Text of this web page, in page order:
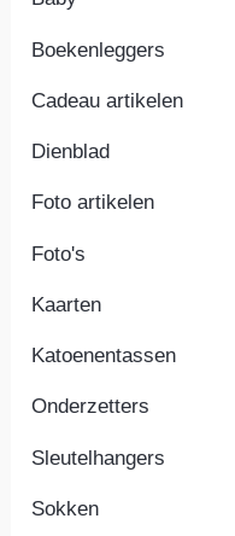
Boekenleggers
Cadeau artikelen
Dienblad
Foto artikelen
Foto's
Kaarten
Katoenentassen
Onderzetters
Sleutelhangers
Sokken